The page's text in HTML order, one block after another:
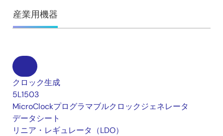
産業用機器
クロック生成
5L1503
MicroClockプログラマブルクロックジェネレータ
データシート
リニア・レギュレータ（LDO）